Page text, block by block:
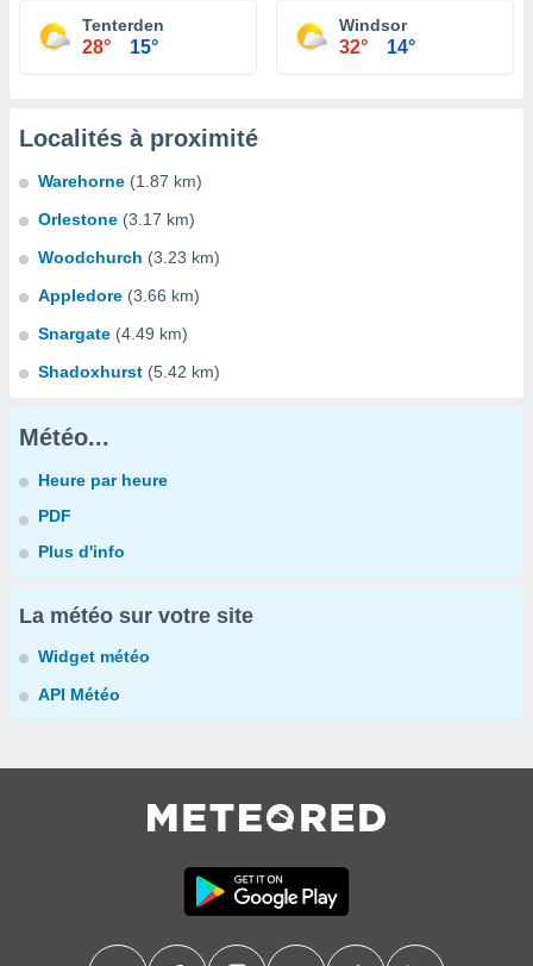
Tenterden
28° 15°
Windsor
32° 14°
Localités à proximité
Warehorne (1.87 km)
Orlestone (3.17 km)
Woodchurch (3.23 km)
Appledore (3.66 km)
Snargate (4.49 km)
Shadoxhurst (5.42 km)
Météo...
Heure par heure
PDF
Plus d'info
La météo sur votre site
Widget météo
API Météo